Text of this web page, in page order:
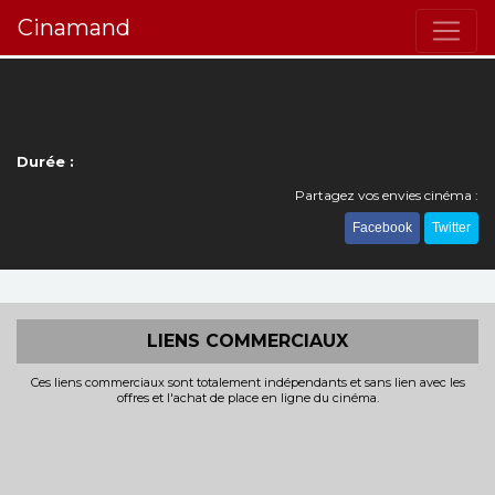
Cinamand
Durée :
Partagez vos envies cinéma :
Facebook Twitter
LIENS COMMERCIAUX
Ces liens commerciaux sont totalement indépendants et sans lien avec les
offres et l'achat de place en ligne du cinéma.